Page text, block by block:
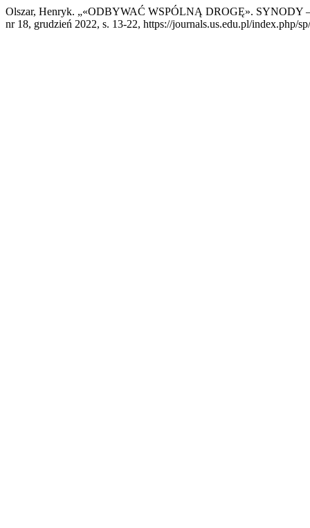
Olszar, Henryk. „«ODBYWAĆ WSPÓLNĄ DROGĘ».
nr 18, grudzień 2022, s. 13-22, https://journals.us.edu.pl/index.php/